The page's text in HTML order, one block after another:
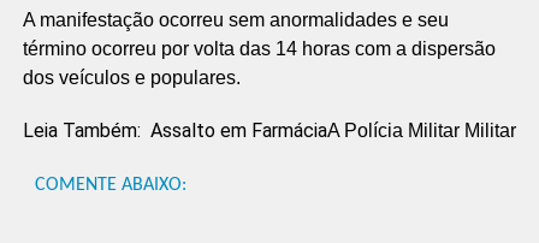
A manifestação ocorreu sem anormalidades e seu
término ocorreu por volta das 14 horas com a dispersão
dos veículos e populares.
Leia Também: Assalto em FarmáciaA Polícia Militar Militar
COMENTE ABAIXO: